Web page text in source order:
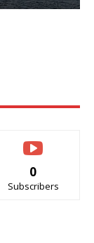
0
Subscribers